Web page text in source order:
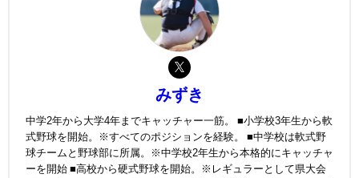
みずき
中学2年から大学4年までキャッチャー一筋。 ■小学校3年生から軟
式野球を開始。※すべてのポジションを経験。 ■中学校は軟式野
球チームと野球部に所属。※中学校2年生から本格的にキャッチャ
ーを開始 ■高校から硬式野球を開始。※レギュラーとして県大会